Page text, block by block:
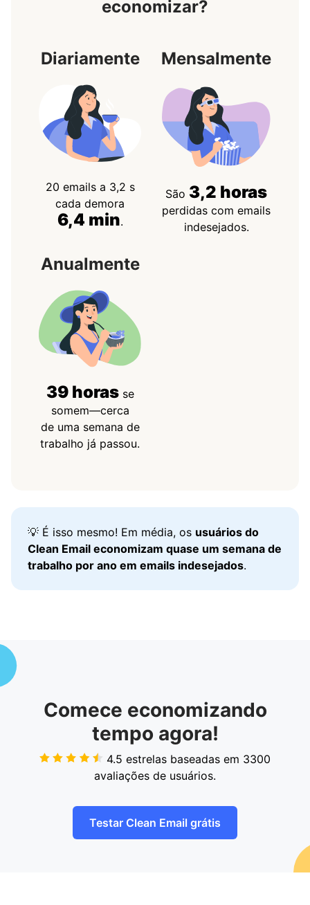
economizar?
Diariamente
20 emails a 3,2 s
cada demora
6,4 min.
Mensalmente
São 3,2 horas
perdidas com emails
indesejados.
Anualmente
39 horasse
somem—cerca
de uma semana de
trabalho já passou.
💡 É isso mesmo! Em média, os usuários do
Clean Email economizam quase um semana de
trabalho por ano em emails indesejados.
Comece economizando
tempo agora!
4.5 estrelas baseadas em 3300
avaliações de usuários.
Testar Clean Email grátis